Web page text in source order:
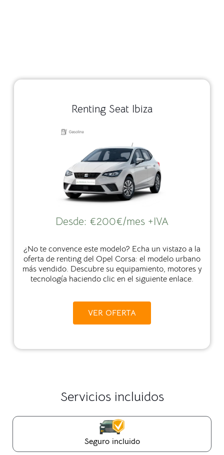
Renting Seat Ibiza
Desde: €200€/mes +IVA
¿No te convence este modelo? Echa un vistazo a la
oferta de renting del Opel Corsa: el modelo urbano
más vendido. Descubre su equipamiento, motores y
tecnología haciendo clic en el siguiente enlace.
VER OFERTA
Servicios incluidos
Seguro incluido